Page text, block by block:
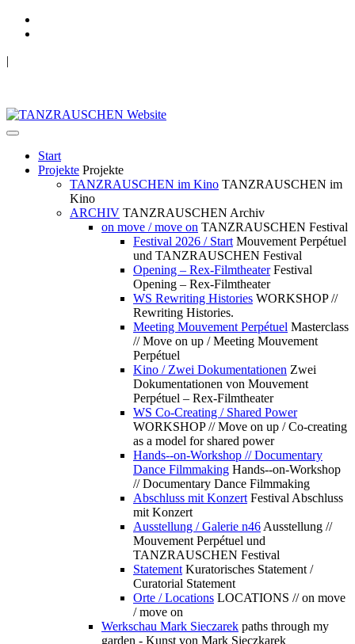
|
Start
Projekte Projekte
TANZRAUSCHEN im Kino TANZRAUSCHEN im
Kino
ARCHIV TANZRAUSCHEN Archiv
on move / move on TANZRAUSCHEN Festival
Festival 2026 / Start Mouvement Perpétuel
und TANZRAUSCHEN Festival
Opening – Rex-Filmtheater Festival
Opening – Rex-Filmtheater
WS Rewriting Histories WORKSHOP //
Rewriting Histories.
Meeting Mouvement Perpétuel Masterclass
// Move on up / Meeting Mouvement
Perpétuel
Kino / Zwei Dokumentationen Zwei
Dokumentationen von Mouvement
Perpétuel – Rex-Filmtheater
WS Co-Creating / Shared Power
WORKSHOP // Move on up / Co-creating
as a model for shared power
Hands--on-Workshop // Documentary
Dance Filmmaking Hands--on-Workshop
// Documentary Dance Filmmaking
Abschluss mit Konzert Festival Abschluss
mit Konzert
Ausstellung / Galerie n46 Ausstellung //
Mouvement Perpétuel und
TANZRAUSCHEN Festival
Statement Kuratorisches Statement /
Curatorial Statement
Orte / Locations LOCATIONS // on move
/ move on
Werkschau Mark Sieczarek paths through my
garden - Kunst von Mark Sieczkarek